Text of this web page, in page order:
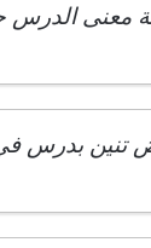
معنى الدرس
تنين بدرس في